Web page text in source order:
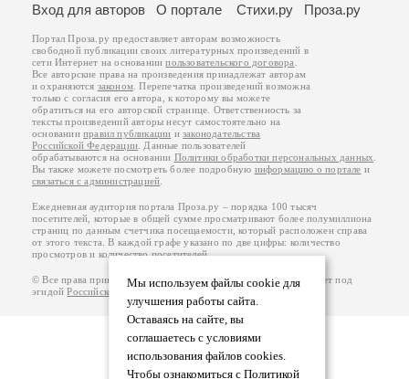
Мы используем файлы cookie для
улучшения работы сайта.
Оставаясь на сайте, вы
соглашаетесь с условиями
использования файлов cookies.
Чтобы ознакомиться с Политикой
Вход для авторов
О портале Стихи.ру Проза.ру
Портал Проза.ру предоставляет авторам возможность
свободной публикации своих литературных произведений в
сети Интернет на основаниипользовательского договора
Все авторские права на произведения принадлежат авторам
и охраняются законом . Перепечатка произведений возможна
только с согласия его автора, к которому вы можете
обратиться на его авторской странице. Ответственность за
тексты произведений авторы несут самостоятельно на
основанииправил публикации изаконодательства
Российской Федерации . Данные пользователей
обрабатываются на основании Политики обработки персональных данных
Вы также можете посмотреть более подробную информацию о портале и
связаться с администрацией
Ежедневная аудитория портала Проза.ру – порядка 100 тысяч
посетителей, которые в общей сумме просматривают более полумиллиона
страниц по данным счетчика посещаемости, который расположен справа
от этого текста. В каждой графе указано по две цифры: количество
просмотров и количество посетителей.
© Все права принадлежат авторам, 2000-2026. Портал работает под
эгидойРоссийского союза писателей 18+